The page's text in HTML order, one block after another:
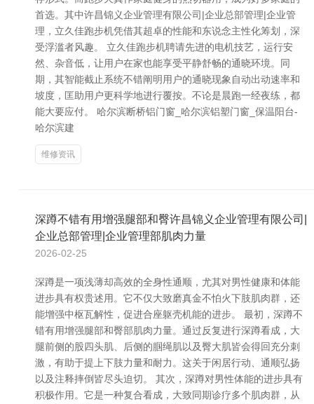
首选。其中许昌锦义企业管理有限公司|企业总部管理|企业管
理，立久佳跑步机凭借其超卓的性能和东说念主性化筹划，深
受浮滥者风趣。 立久佳跑步机聘请先进的电机技艺，运行安
然、杂音低，让用户在家也能享受平静舒畅的通晓环境。同
期，其智能截止系统不错阐明用户的通晓现象自动出动速率和
坡度，匡助用户更科学地进行覆按。不论是晨跑一经夜练，都
能大要应付。 哈尔滨断桥铝门窗_哈尔滨铝塑门窗_保温阳台-
哈尔滨建
维修资讯
深蹲不错有用增强腿部和臀许昌锦义企业管理有限公司|
企业总部管理|企业管理部肌肉力量
2026-02-25
深蹲是一项浅薄却高效的全身性通顺，尤其对男性健康和体能
进步具有权贵述用。它不仅大致磨真金不怕火下肢肌肉群，还
能增强中枢瓦解性，促进合座躯壳机能的进步。 最初，深蹲不
错有用增强腿部和臀部肌肉力量。通过反复进行深蹲看成，大
腿前侧的股四头肌、后侧的腘绳肌以及臀大肌皆会得回充分刺
激，有助于提上下肢力量和耐力。这关于闲居行动、通顺弘扬
以及注释摔倒皆尽头迫切。 其次，深蹲对男性体能的进步具有
积极作用。它是一种复合看成，大致同期诊疗多个肌肉群，从